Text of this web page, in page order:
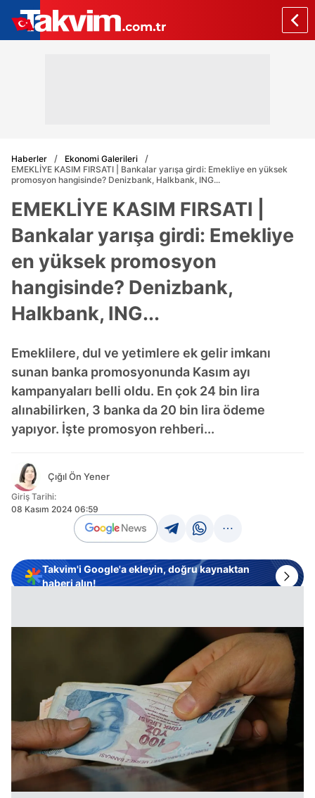
Haberler
Ekonomi Galerileri
EMEKLİYE KASIM FIRSATI | Bankalar yarışa girdi: Emekliye en yüksek
promosyon hangisinde? Denizbank, Halkbank, ING...
EMEKLİYE KASIM FIRSATI |
Bankalar yarışa girdi: Emekliye
en yüksek promosyon
hangisinde? Denizbank,
Halkbank, ING...
Emeklilere, dul ve yetimlere ek gelir imkanı
sunan banka promosyonunda Kasım ayı
kampanyaları belli oldu. En çok 24 bin lira
alınabilirken, 3 banka da 20 bin lira ödeme
yapıyor. İşte promosyon rehberi...
Çığıl Ön Yener
Giriş Tarihi:
08 Kasım 2024 06:59
Takvim'i Google'a ekleyin, doğru kaynaktan
haberi alın!